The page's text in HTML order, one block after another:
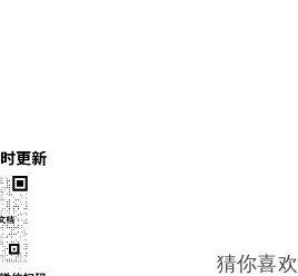
猜你喜欢